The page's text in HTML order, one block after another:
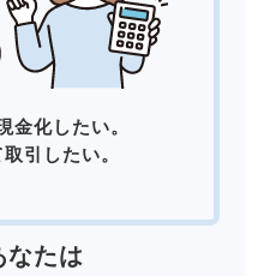
金化したい。
引したい。
なたは